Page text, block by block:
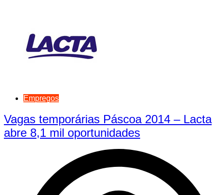
Empregos
Vagas temporárias Páscoa 2014 – Lacta
abre 8,1 mil oportunidades